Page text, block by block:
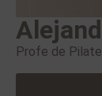
Profe de